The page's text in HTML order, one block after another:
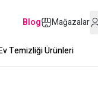
Blog Mağazalar
Temizliği Ürünleri